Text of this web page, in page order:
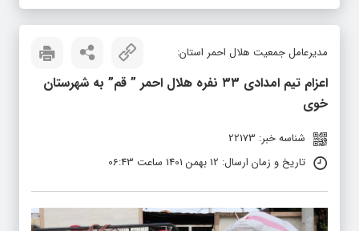
مدیرعامل جمعیت هلال احمر استان:
اعزام تیم امدادی ۳۳ نفره هلال احمر ” قم” به شهرستان
خوی
شناسه خبر: 22173
تاریخ و زمان ارسال: 12 بهمن 1401 ساعت 06:43